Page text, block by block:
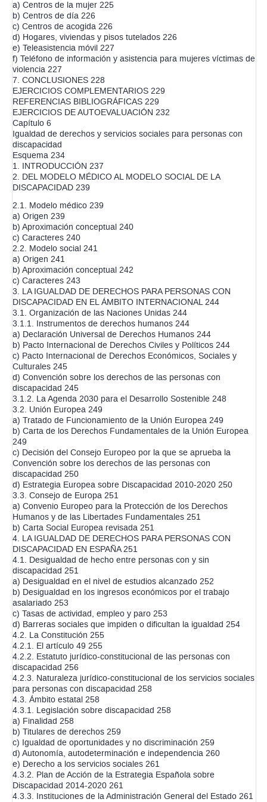
a) Centros de la mujer 225
b) Centros de día 226
c) Centros de acogida 226
d) Hogares, viviendas y pisos tutelados 226
e) Teleasistencia móvil 227
f) Teléfono de información y asistencia para mujeres víctimas de
violencia 227
7. CONCLUSIONES 228
EJERCICIOS COMPLEMENTARIOS 229
REFERENCIAS BIBLIOGRÁFICAS 229
EJERCICIOS DE AUTOEVALUACIÓN 232
Capítulo 6
Igualdad de derechos y servicios sociales para personas con
discapacidad
Esquema 234
1. INTRODUCCIÓN 237
2. DEL MODELO MÉDICO AL MODELO SOCIAL DE LA
DISCAPACIDAD 239
2.1. Modelo médico 239
a) Origen 239
b) Aproximación conceptual 240
c) Caracteres 240
2.2. Modelo social 241
a) Origen 241
b) Aproximación conceptual 242
c) Caracteres 243
3. LA IGUALDAD DE DERECHOS PARA PERSONAS CON
DISCAPACIDAD EN EL ÁMBITO INTERNACIONAL 244
3.1. Organización de las Naciones Unidas 244
3.1.1. Instrumentos de derechos humanos 244
a) Declaración Universal de Derechos Humanos 244
b) Pacto Internacional de Derechos Civiles y Políticos 244
c) Pacto Internacional de Derechos Económicos, Sociales y
Culturales 245
d) Convención sobre los derechos de las personas con
discapacidad 245
3.1.2. La Agenda 2030 para el Desarrollo Sostenible 248
3.2. Unión Europea 249
a) Tratado de Funcionamiento de la Unión Europea 249
b) Carta de los Derechos Fundamentales de la Unión Europea
249
c) Decisión del Consejo Europeo por la que se aprueba la
Convención sobre los derechos de las personas con
discapacidad 250
d) Estrategia Europea sobre Discapacidad 2010-2020 250
3.3. Consejo de Europa 251
a) Convenio Europeo para la Protección de los Derechos
Humanos y de las Libertades Fundamentales 251
b) Carta Social Europea revisada 251
4. LA IGUALDAD DE DERECHOS PARA PERSONAS CON
DISCAPACIDAD EN ESPAÑA 251
4.1. Desigualdad de hecho entre personas con y sin
discapacidad 251
a) Desigualdad en el nivel de estudios alcanzado 252
b) Desigualdad en los ingresos económicos por el trabajo
asalariado 253
c) Tasas de actividad, empleo y paro 253
d) Barreras sociales que impiden o dificultan la igualdad 254
4.2. La Constitución 255
4.2.1. El artículo 49 255
4.2.2. Estatuto jurídico-constitucional de las personas con
discapacidad 256
4.2.3. Naturaleza jurídico-constitucional de los servicios sociales
para personas con discapacidad 258
4.3. Ámbito estatal 258
4.3.1. Legislación sobre discapacidad 258
a) Finalidad 258
b) Titulares de derechos 259
c) Igualdad de oportunidades y no discriminación 259
d) Autonomía, autodeterminación e independencia 260
e) Derecho a los servicios sociales 261
4.3.2. Plan de Acción de la Estrategia Española sobre
Discapacidad 2014-2020 261
4.3.3. Instituciones de la Administración General del Estado 261